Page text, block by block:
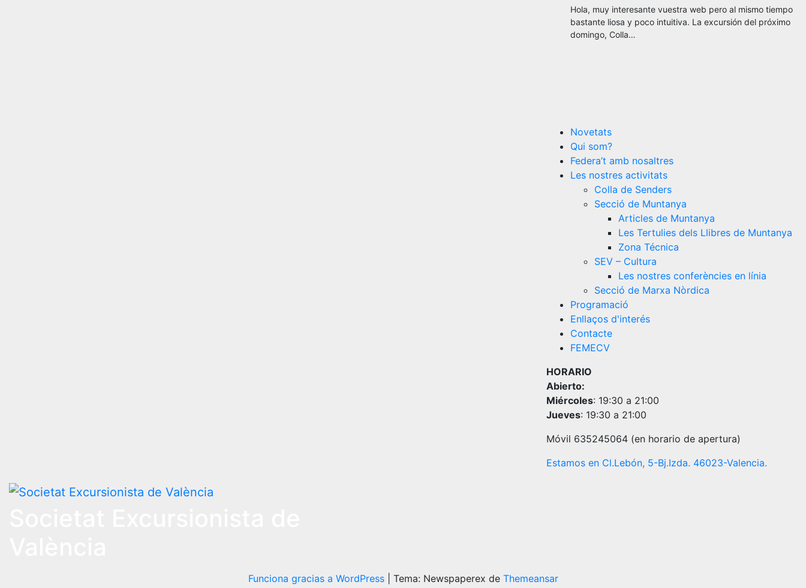
Hola, muy interesante vuestra web pero al mismo tiempo
bastante liosa y poco intuitiva. La excursión del próximo
domingo, Colla…
Novetats
Qui som?
Federa’t amb nosaltres
Les nostres activitats
Colla de Senders
Secció de Muntanya
Articles de Muntanya
Les Tertulies dels Llibres de Muntanya
Zona Técnica
SEV – Cultura
Les nostres conferències en línia
Secció de Marxa Nòrdica
Programació
Enllaços d'interés
Contacte
FEMECV
HORARIO
Abierto:
Miércoles: 19:30 a 21:00
Jueves: 19:30 a 21:00
Móvil 635245064 (en horario de apertura)
Estamos en Cl.Lebón, 5-Bj.Izda. 46023-Valencia.
Funciona gracias a WordPress Tema: Newspaperex de Themeansar